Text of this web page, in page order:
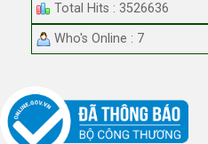
Total Hits : 3526636
Who's Online : 7